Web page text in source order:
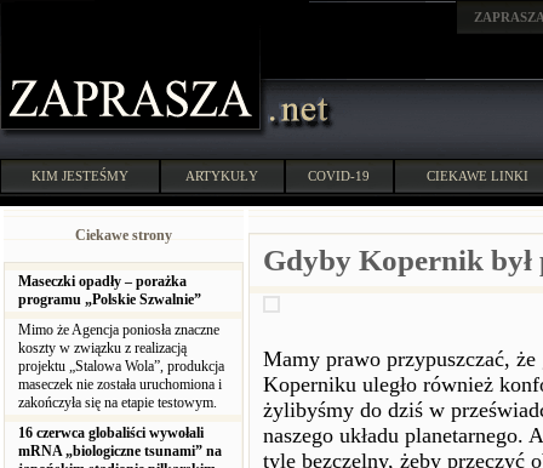
KIM JESTEŚMY ARTYKUŁY COVID-19 CIEKAWE LINKI
Ciekawe strony
Maseczki opadły – porażka
programu „Polskie Szwalnie”
Mimo że Agencja poniosła znaczne
koszty w związku z realizacją
projektu „Stalowa Wola”, produkcja
maseczek nie została uruchomiona i
zakończyła się na etapie testowym.
16 czerwca globaliści wywołali
mRNA „biologiczne tsunami” na
Gdyby Kopernik
Mamy prawo przypuszczać,
Koperniku uległo również
żylibyśmy do dziś w
naszego układu planetarnego.
tyle bezczelny, żeby przeczyć